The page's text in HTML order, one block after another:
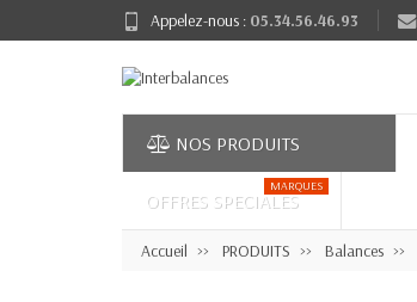
Appelez-nous : 05.34.56.46.93
NOS PRODUITS
OFFRES SPECIALES
MARQUES
Accueil PRODUITS Balances